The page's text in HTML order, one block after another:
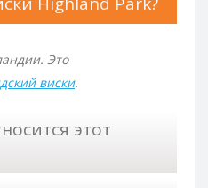
Laphroaig 10 лет
12 лет
Виски Macallan 25 лет
Это
виски.
этот